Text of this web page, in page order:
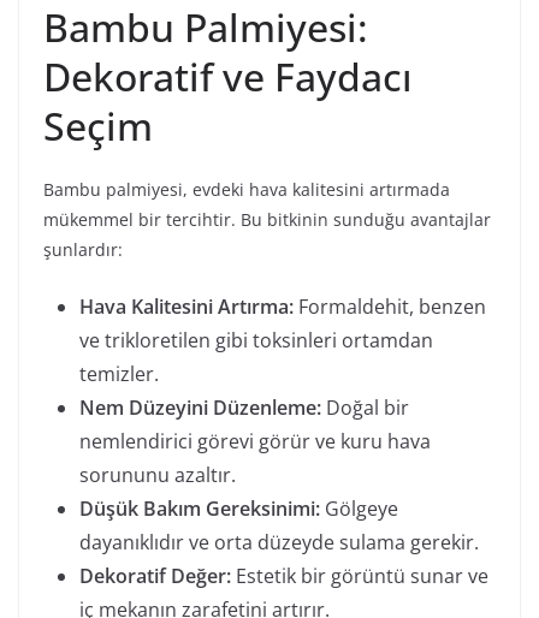
Bambu Palmiyesi:
Dekoratif ve Faydacı
Seçim
Bambu palmiyesi, evdeki hava kalitesini artırmada
mükemmel bir tercihtir. Bu bitkinin sunduğu avantajlar
şunlardır:
Hava Kalitesini Artırma: Formaldehit, benzen
ve trikloretilen gibi toksinleri ortamdan
temizler.
Nem Düzeyini Düzenleme: Doğal bir
nemlendirici görevi görür ve kuru hava
sorununu azaltır.
Düşük Bakım Gereksinimi: Gölgeye
dayanıklıdır ve orta düzeyde sulama gerekir.
Dekoratif Değer: Estetik bir görüntü sunar ve
iç mekanın zarafetini artırır.